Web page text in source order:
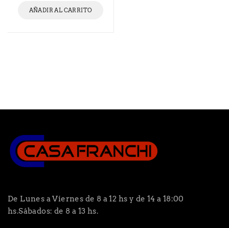
AÑADIR AL CARRITO
De Lunes a Viernes de 8 a 12 hs y de 14 a 18:00
hs.Sábados: de 8 a 13 hs.